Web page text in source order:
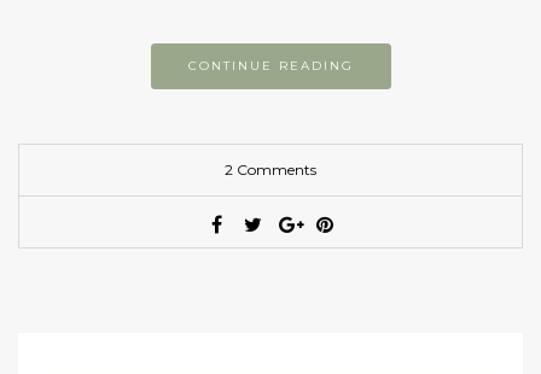
CONTINUE READING
2 Comments